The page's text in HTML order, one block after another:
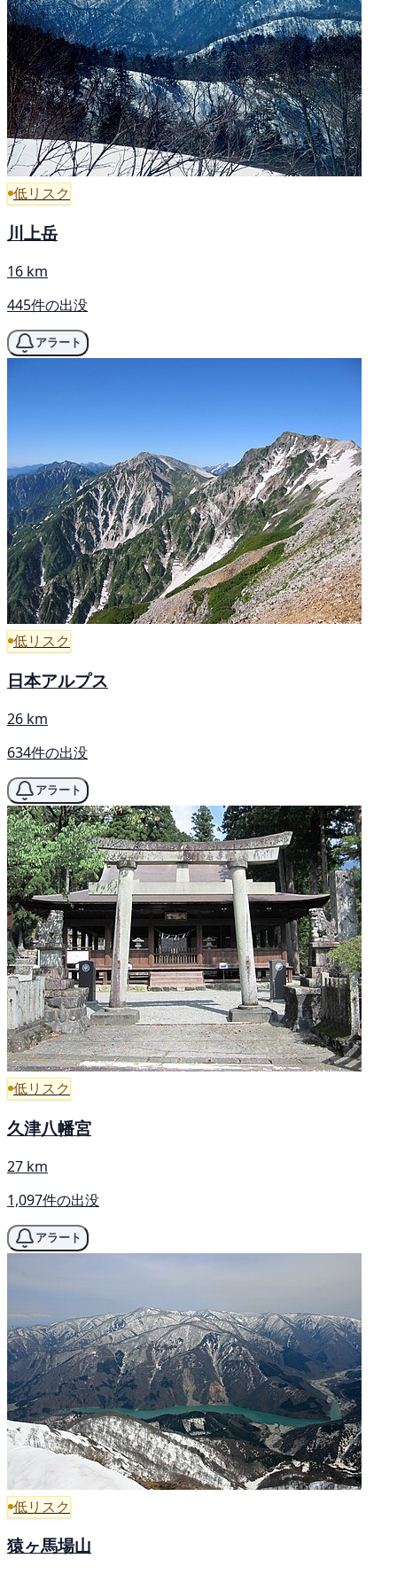
低リスク
川上岳
16 km
445件の出没
アラート
低リスク
日本アルプス
26 km
634件の出没
アラート
低リスク
久津八幡宮
27 km
1,097件の出没
アラート
低リスク
猿ヶ馬場山